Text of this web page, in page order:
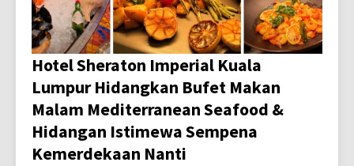
Hotel Sheraton Imperial Kuala
Lumpur Hidangkan Bufet Makan
Malam Mediterranean Seafood &
Hidangan Istimewa Sempena
Kemerdekaan Nanti